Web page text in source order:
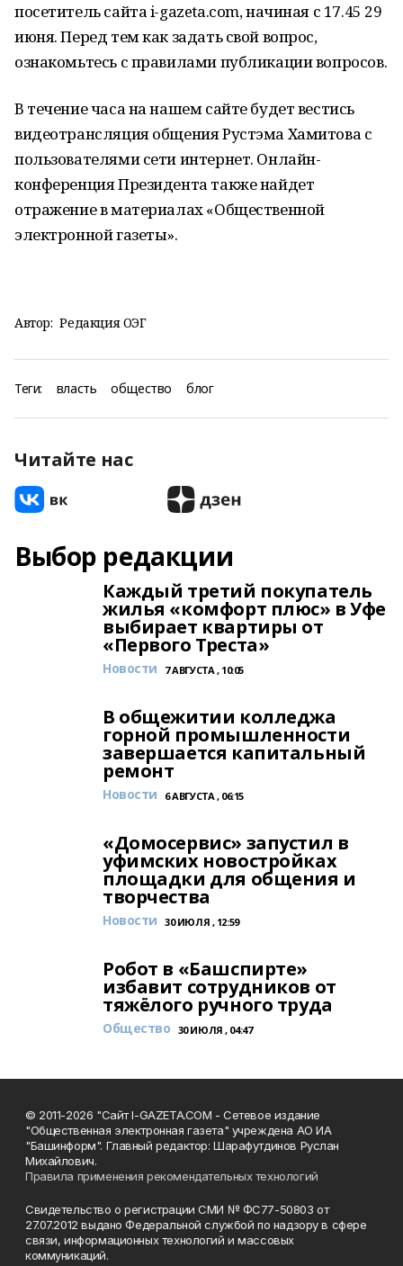
посетитель сайта i-gazeta.com, начиная с 17.45 29
июня. Перед тем как задать свой вопрос,
ознакомьтесь с правилами публикации вопросов.
В течение часа на нашем сайте будет вестись
видеотрансляция общения Рустэма Хамитова с
пользователями сети интернет. Онлайн-
конференция Президента также найдет
отражение в материалах «Общественной
электронной газеты».
Автор: Редакция ОЭГ
Теги: власть общество блог
Читайте нас
Выбор редакции
Каждый третий покупатель
жилья «комфорт плюс» в Уфе
выбирает квартиры от
«Первого Треста»
Новости 7 АВГУСТА , 10:05
В общежитии колледжа
горной промышленности
завершается капитальный
ремонт
Новости 6 АВГУСТА , 06:15
«Домосервис» запустил в
уфимских новостройках
площадки для общения и
творчества
Новости 30 ИЮЛЯ , 12:59
Робот в «Башспирте»
избавит сотрудников от
тяжёлого ручного труда
Общество 30 ИЮЛЯ , 04:47
© 2011-2026 "Сайт I-GAZETA.COM - Сетевое издание
"Общественная электронная газета" учреждена АО ИА
"Башинформ". Главный редактор: Шарафутдинов Руслан
Михайлович.
Правила применения рекомендательных технологий
Свидетельство о регистрации СМИ № ФС77-50803 от
27.07.2012 выдано Федеральной службой по надзору в сфере
связи, информационных технологий и массовых
коммуникаций.